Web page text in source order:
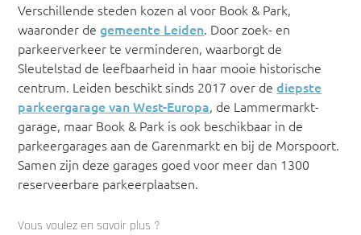
Verschillende steden kozen al voor Book & Park,
waaronder degemeente Leiden. Door zoek- en
parkeerverkeer te verminderen, waarborgt de
Sleutelstad de leefbaarheid in haar mooie historische
centrum. Leiden beschikt sinds 2017 over dediepste
parkeergarage van West-Europa, de Lammermarkt-
garage, maar Book & Park is ook beschikbaar in de
parkeergarages aan de Garenmarkt en bij de Morspoort.
Samen zijn deze garages goed voor meer dan 1300
reserveerbare parkeerplaatsen.
Vous voulez en savoir plus ?